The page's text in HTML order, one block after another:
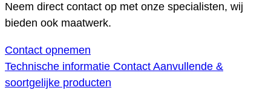
Neem direct contact op met onze specialisten, wij
bieden ook maatwerk.
Contact opnemen
Technische informatie Contact Aanvullende &
soortgelijke producten